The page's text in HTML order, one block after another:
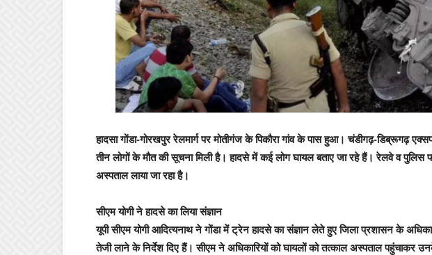
हादसा गोंडा-गोरखपुर रेलमार्ग पर मोतीगंज के पिकौरा गांव के पास हुआ। चंडीगढ़-डिब्रूगढ़
तीन लोगों के मौत की सूचना म‍िली है। हादसे में कई लोग घायल बताए जा रहे हैं। रेलवे व पुलिस
अस्पताल लाया जा रहा है।
सीएम योगी ने हादसे का ल‍िया संज्ञान
यूपी सीएम योगी आद‍ित्‍यनाथ ने गोंडा में ट्रेन हादसे का संज्ञान लेते हुए जिला प्रशासन के
तेजी लाने के निर्देश दिए हैं। सीएम ने अधिकारियों को घायलों को तत्काल अस्पताल पहुंचाकर